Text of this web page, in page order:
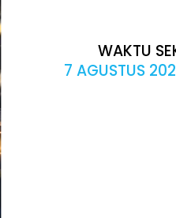
WAKTU
7 AGUSTUS